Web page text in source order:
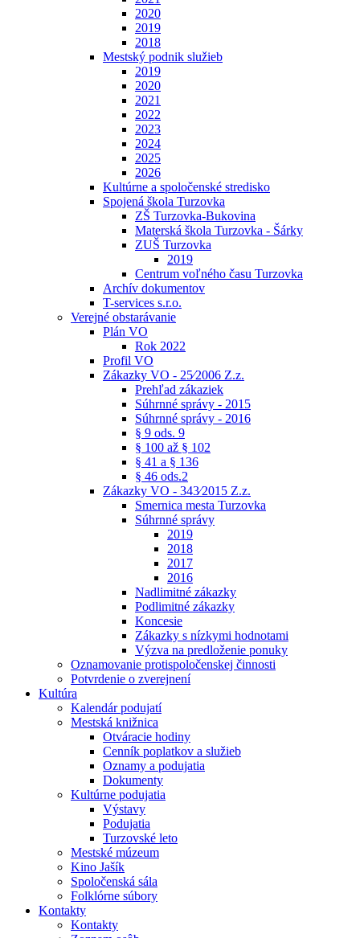
2020
2019
2018
Mestský podnik služieb
2019
2020
2021
2022
2023
2024
2025
2026
Kultúrne a spoločenské stredisko
Spojená škola Turzovka
ZŠ Turzovka-Bukovina
Materská škola Turzovka - Šárky
ZUŠ Turzovka
2019
Centrum voľného času Turzovka
Archív dokumentov
T-services s.r.o.
Verejné obstarávanie
Plán VO
Rok 2022
Profil VO
Zákazky VO - 25⁄2006 Z.z.
Prehľad zákaziek
Súhrnné správy - 2015
Súhrnné správy - 2016
§ 9 ods. 9
§ 100 až § 102
§ 41 a § 136
§ 46 ods.2
Zákazky VO - 343⁄2015 Z.z.
Smernica mesta Turzovka
Súhrnné správy
2019
2018
2017
2016
Nadlimitné zákazky
Podlimitné zákazky
Koncesie
Zákazky s nízkymi hodnotami
Výzva na predloženie ponuky
Oznamovanie protispoločenskej činnosti
Potvrdenie o zverejnení
Kultúra
Kalendár podujatí
Mestská knižnica
Otváracie hodiny
Cenník poplatkov a služieb
Oznamy a podujatia
Dokumenty
Kultúrne podujatia
Výstavy
Podujatia
Turzovské leto
Mestské múzeum
Kino Jašík
Spoločenská sála
Folklórne súbory
Kontakty
Kontakty